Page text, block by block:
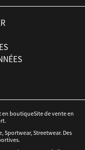
en boutiqueSite de vente en
Sportwear, Streetwear. Des